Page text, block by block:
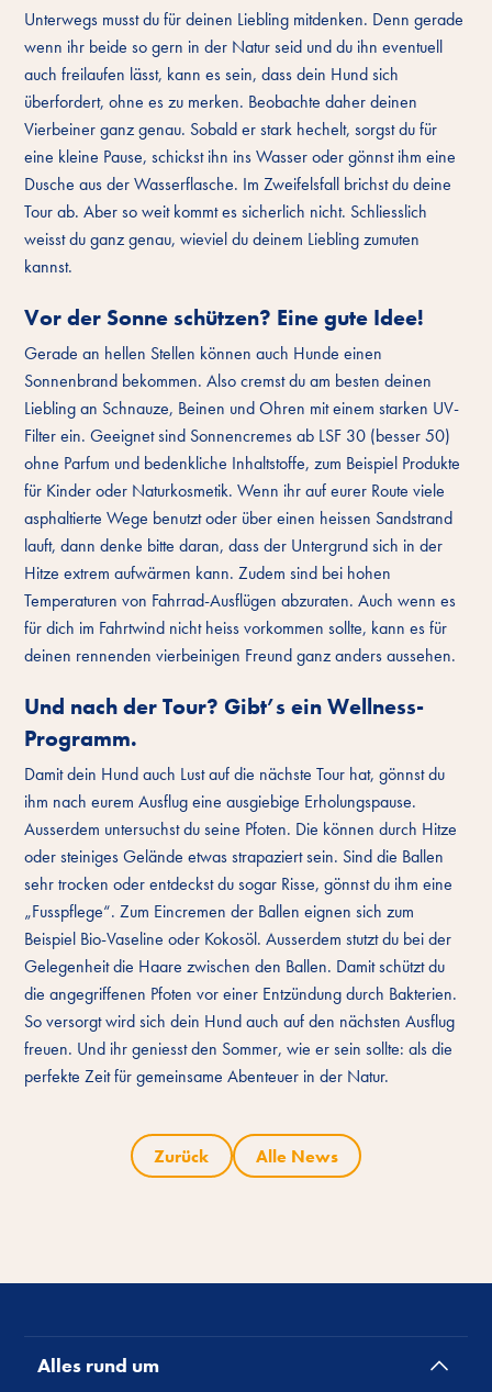
Unterwegs musst du für deinen Liebling mitdenken. Denn gerade
wenn ihr beide so gern in der Natur seid und du ihn eventuell
auch freilaufen lässt, kann es sein, dass dein Hund sich
überfordert, ohne es zu merken. Beobachte daher deinen
Vierbeiner ganz genau. Sobald er stark hechelt, sorgst du für
eine kleine Pause, schickst ihn ins Wasser oder gönnst ihm eine
Dusche aus der Wasserflasche. Im Zweifelsfall brichst du deine
Tour ab. Aber so weit kommt es sicherlich nicht. Schliesslich
weisst du ganz genau, wieviel du deinem Liebling zumuten
kannst.
Vor der Sonne schützen? Eine gute Idee!
Gerade an hellen Stellen können auch Hunde einen
Sonnenbrand bekommen. Also cremst du am besten deinen
Liebling an Schnauze, Beinen und Ohren mit einem starken UV-
Filter ein. Geeignet sind Sonnencremes ab LSF 30 (besser 50)
ohne Parfum und bedenkliche Inhaltstoffe, zum Beispiel Produkte
für Kinder oder Naturkosmetik. Wenn ihr auf eurer Route viele
asphaltierte Wege benutzt oder über einen heissen Sandstrand
lauft, dann denke bitte daran, dass der Untergrund sich in der
Hitze extrem aufwärmen kann. Zudem sind bei hohen
Temperaturen von Fahrrad-Ausflügen abzuraten. Auch wenn es
für dich im Fahrtwind nicht heiss vorkommen sollte, kann es für
deinen rennenden vierbeinigen Freund ganz anders aussehen.
Und nach der Tour? Gibt’s ein Wellness-
Programm.
Damit dein Hund auch Lust auf die nächste Tour hat, gönnst du
ihm nach eurem Ausflug eine ausgiebige Erholungspause.
Ausserdem untersuchst du seine Pfoten. Die können durch Hitze
oder steiniges Gelände etwas strapaziert sein. Sind die Ballen
sehr trocken oder entdeckst du sogar Risse, gönnst du ihm eine
„Fusspflege“. Zum Eincremen der Ballen eignen sich zum
Beispiel Bio-Vaseline oder Kokosöl. Ausserdem stutzt du bei der
Gelegenheit die Haare zwischen den Ballen. Damit schützt du
die angegriffenen Pfoten vor einer Entzündung durch Bakterien.
So versorgt wird sich dein Hund auch auf den nächsten Ausflug
freuen. Und ihr geniesst den Sommer, wie er sein sollte: als die
perfekte Zeit für gemeinsame Abenteuer in der Natur.
Zurück Alle News
Alles rund um